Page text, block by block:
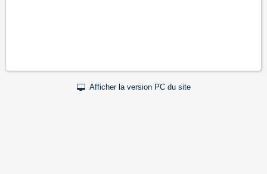
Afficher la version PC du site